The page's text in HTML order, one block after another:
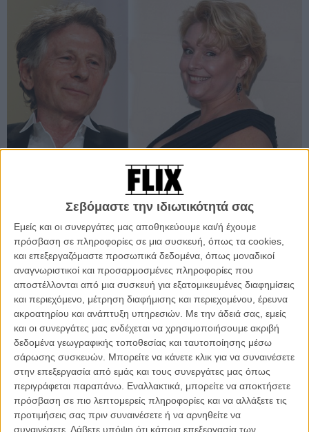
Σεβόμαστε την ιδιωτικότητά σας
Εμείς και οι συνεργάτες μας αποθηκεύουμε και/ή έχουμε
πρόσβαση σε πληροφορίες σε μια συσκευή, όπως τα cookies,
και επεξεργαζόμαστε προσωπικά δεδομένα, όπως μοναδικοί
αναγνωριστικοί και προσαρμοσμένες πληροφορίες που
αποστέλλονται από μια συσκευή για εξατομικευμένες διαφημίσεις
και περιεχόμενο, μέτρηση διαφήμισης και περιεχομένου, έρευνα
ακροατηρίου και ανάπτυξη υπηρεσιών. Με την άδειά σας, εμείς
και οι συνεργάτες μας ενδέχεται να χρησιμοποιήσουμε ακριβή
δεδομένα γεωγραφικής τοποθεσίας και ταυτοποίησης μέσω
σάρωσης συσκευών. Μπορείτε να κάνετε κλικ για να συναινέσετε
στην επεξεργασία από εμάς και τους συνεργάτες μας όπως
περιγράφεται παραπάνω. Εναλλακτικά, μπορείτε να αποκτήσετε
πρόσβαση σε πιο λεπτομερείς πληροφορίες και να αλλάξετε τις
προτιμήσεις σας πριν συναινέσετε ή να αρνηθείτε να
συναινέσετε. Λάβετε υπόψη ότι κάποια επεξεργασία των
Προσθέστε το Flix στις προτιμήσεις σας στο
Google
Η Σαμάνθα Γκέιμερ είναι σήμερα 47 χρόνων, ήταν όμως 13 όταν, το
1977, κατηγόρησε τον Ρομάν Πολάνσκι για βιασμό ανηλίκου σε μια
ιστορία που εξελίχθηκε σ’ ένα από τα μεγαλύτερα σκάνδαλα του
σινεμά, καθόρισε τη μετέπειτα επαγγελματική και προσωπική
πορεία του σκηνοθέτη και, οπωσδήποτε τη δική της ζωή.
Ολους εκείνους, όμως, που πιστεύουν ότι η Σαμάνθα Γκέιμερ δεν
είναι τίποτε περισσότερο από «το κορίτσι που βίασε ο Πολάνσκι», η
ίδια έρχεται να τους διαψεύσει, με την αυτοβιογραφία της, που…
φέρει φυσικά το όνομα του σκηνοθέτη στον τίτλο της!
Το βιβλίο, με τίτλο «The Girl: Emerging from the Shadow of Roman